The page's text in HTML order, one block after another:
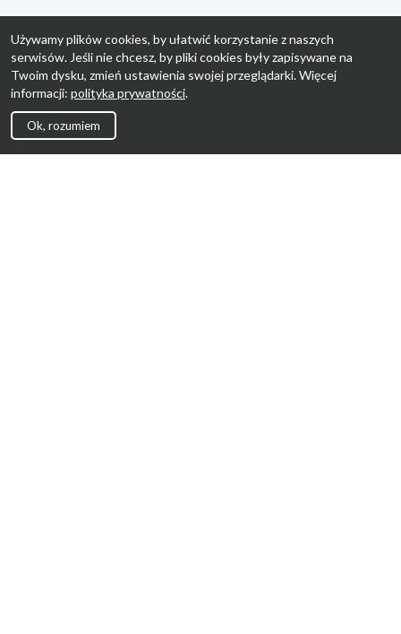
Używamy plików cookies, by ułatwić korzystanie z naszych
serwisów. Jeśli nie chcesz, by pliki cookies były zapisywane na
Twoim dysku, zmień ustawienia swojej przeglądarki. Więcej
informacji: polityka prywatności.
Ok, rozumiem